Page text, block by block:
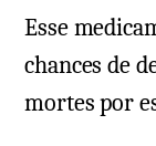
Esse
chances de
mortes por